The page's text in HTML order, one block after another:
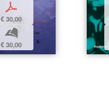
p
€ 30,00
b
€ 30,00